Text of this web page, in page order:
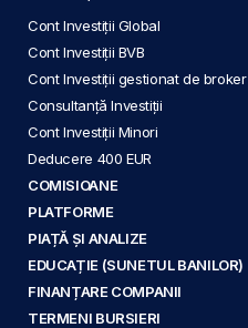
Cont Investiții Global
Cont Investiții BVB
Cont Investiții gestionat de broker
Consultanță Investiții
Cont Investiții Minori
Deducere 400 EUR
COMISIOANE
PLATFORME
PIAȚĂ ȘI ANALIZE
EDUCAȚIE (SUNETUL BANILOR)
FINANȚARE COMPANII
TERMENI BURSIERI